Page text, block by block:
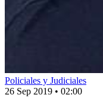
Policiales y Judiciales
26 Sep 2019 • 02:00